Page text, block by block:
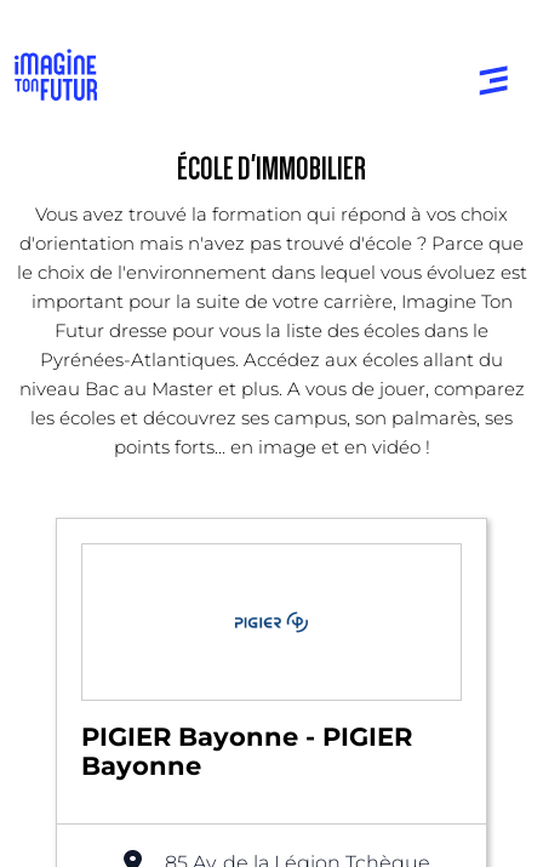
ÉCOLE D'IMMOBILIER
Vous avez trouvé la formation qui répond à vos choix
d'orientation mais n'avez pas trouvé d'école ? Parce que
le choix de l'environnement dans lequel vous évoluez est
important pour la suite de votre carrière, Imagine Ton
Futur dresse pour vous la liste des écoles dans le
Pyrénées-Atlantiques. Accédez aux écoles allant du
niveau Bac au Master et plus. A vous de jouer, comparez
les écoles et découvrez ses campus, son palmarès, ses
points forts... en image et en vidéo !
PIGIER Bayonne - PIGIER
Bayonne
85 Av. de la Légion Tchèque,